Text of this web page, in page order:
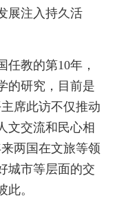
展注入持久活
教的第10年，
的研究，目前是
席此访不仅推动
文交流和民心相
两国在文旅等领
城市等层面的交
。